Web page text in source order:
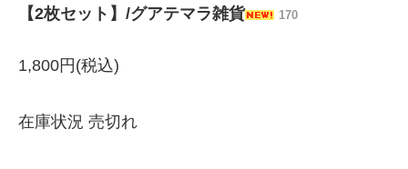
【2枚セット】/グアテマラ雑貨
170
1,800円(税込)
在庫状況 売切れ